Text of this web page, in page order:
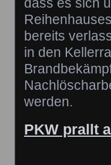
bereits
in den
werden.
PKW prallt